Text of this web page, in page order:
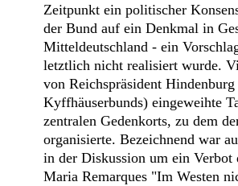
Zeitpunkt ein politischer
der Bund auf ein Denkmal in
Mitteldeutschland - ein
letztlich nicht realisiert wurde.
von Reichspräsident
Kyffhäuserbunds) eingeweihte
zentralen Gedenkorts, zu dem
organisierte. Bezeichnend war
in der Diskussion um ein
Maria Remarques "Im Westen